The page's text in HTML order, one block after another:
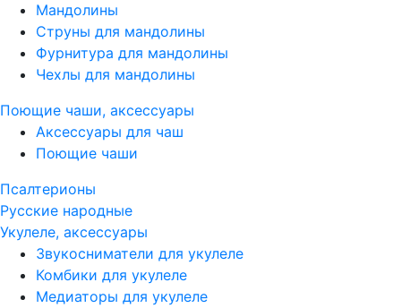
Мандолины
Струны для мандолины
Фурнитура для мандолины
Чехлы для мандолины
Поющие чаши, аксессуары
Аксессуары для чаш
Поющие чаши
Псалтерионы
Русские народные
Укулеле, аксессуары
Звукосниматели для укулеле
Комбики для укулеле
Медиаторы для укулеле